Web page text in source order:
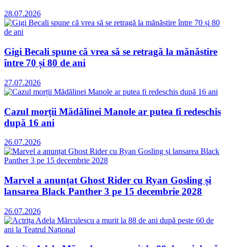
28.07.2026
Gigi Becali spune că vrea să se retragă la mănăstire
între 70 și 80 de ani
27.07.2026
Cazul morții Mădălinei Manole ar putea fi redeschis
după 16 ani
26.07.2026
Marvel a anunțat Ghost Rider cu Ryan Gosling și
lansarea Black Panther 3 pe 15 decembrie 2028
26.07.2026